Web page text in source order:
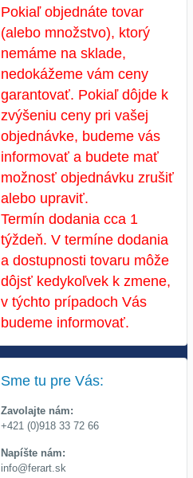
Pokiaľ objednáte tovar
(alebo množstvo), ktorý
nemáme na sklade,
nedokážeme vám ceny
garantovať. Pokiaľ dôjde k
zvýšeniu ceny pri vašej
objednávke, budeme vás
informovať a budete mať
možnosť objednávku zrušiť
alebo upraviť.
Termín dodania cca 1
týždeň. V termíne dodania
a dostupnosti tovaru môže
dôjsť kedykoľvek k zmene,
v týchto prípadoch Vás
budeme informovať.
Sme tu pre Vás:
Zavolajte nám:
+421 (0)918 33 72 66
Napíšte nám:
info@ferart.sk